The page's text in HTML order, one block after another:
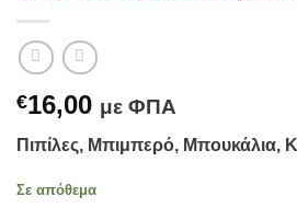
€16,00 με ΦΠΑ
Πιπίλες, Μπιμπερό, Μπουκάλια,
Σε απόθεμα